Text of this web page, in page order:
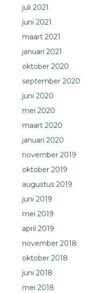
juli 2021
juni 2021
maart 2021
januari 2021
oktober 2020
september 2020
juni 2020
mei 2020
maart 2020
januari 2020
november 2019
oktober 2019
augustus 2019
juni 2019
mei 2019
april 2019
november 2018
oktober 2018
juni 2018
mei 2018